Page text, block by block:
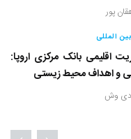
پور
المللی
اقلیمی بانک مرکزی اروپا:
و اهداف محیط زیستی
وش